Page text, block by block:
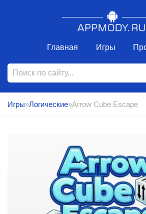
Главная Игры
Игры»Логические»Arrow Cube Escape